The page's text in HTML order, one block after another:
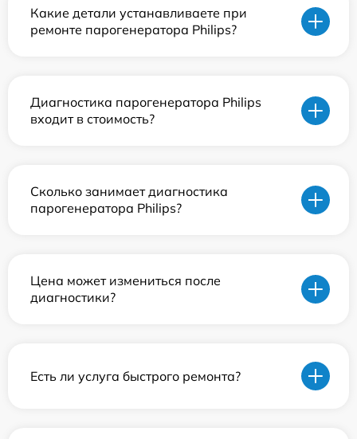
Какие детали устанавливаете при
ремонте парогенератора Philips?
Диагностика парогенератора Philips
входит в стоимость?
Сколько занимает диагностика
парогенератора Philips?
Цена может измениться после
диагностики?
Есть ли услуга быстрого ремонта?